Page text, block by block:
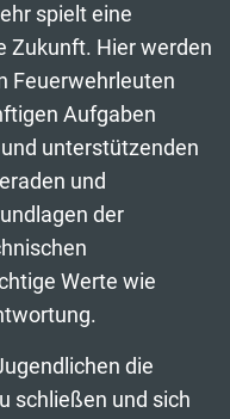
spielt eine
Zukunft. Hier werden
Feuerwehrleuten
Aufgaben
unterstützenden
und
der
Werte wie
die
schließen und sich